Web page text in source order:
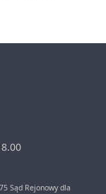
Sąd Rejonowy dla